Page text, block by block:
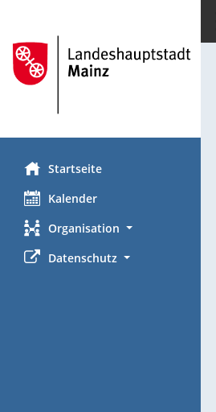
Startseite
Kalender
Organisation
Datenschutz